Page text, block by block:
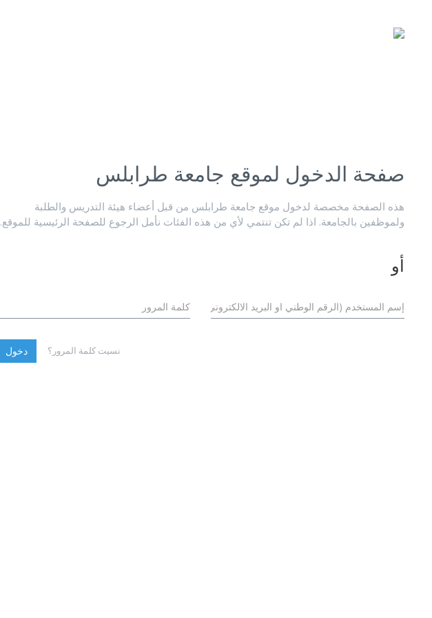
صفحة الدخول لموقع جامعة طرابلس
هذه الصفحة مخصصة لدخول موقع جامعة طرابلس من قبل أعضاء هيئة التدريس والطلبة
ولموظفين بالجامعة. اذا لم تكن تنتمي لأي من هذه الفئات نأمل الرجوع للصفحة الرئيسية للموقع.
أو
نسيت كلمة المرور؟ دخول